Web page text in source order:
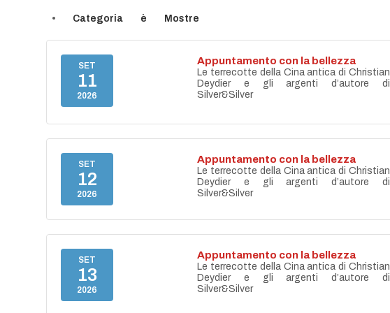
Categoria è Mostre
SET
11
2026
Appuntamento con la bellezza
Le terrecotte della Cina antica di Christian
Deydier e gli argenti d’autore di
Silver&Silver
SET
12
2026
Appuntamento con la bellezza
Le terrecotte della Cina antica di Christian
Deydier e gli argenti d’autore di
Silver&Silver
SET
13
2026
Appuntamento con la bellezza
Le terrecotte della Cina antica di Christian
Deydier e gli argenti d’autore di
Silver&Silver